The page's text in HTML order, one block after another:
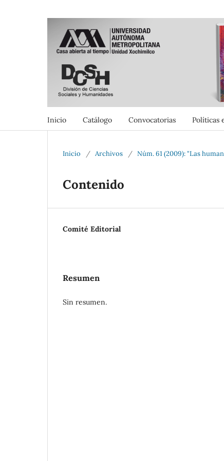
Inicio Catálogo Convocatorias Políticas
Inicio / Archivos / Núm. 61 (2009): "Las
Contenido
Comité Editorial
Resumen
Sin resumen.